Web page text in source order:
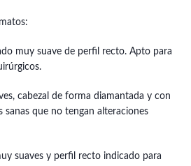
muy suave de perfil recto. Apto para
cabezal de forma diamantada y con
sanas que no tengan alteraciones
suaves y perfil recto indicado para